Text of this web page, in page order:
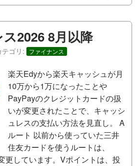
2026 8月以降
テゴリ: ファイナンス
楽天Edyから楽天キャッシュが月
10万から1万になったことや
PayPayのクレジットカードの扱
いが変更されたことで、キャッシ
ュレスの支払い方法を見直し。 A
ルート 以前から使っていた三井
住友カードを使うルートは、
更しています。Vポイントは、投